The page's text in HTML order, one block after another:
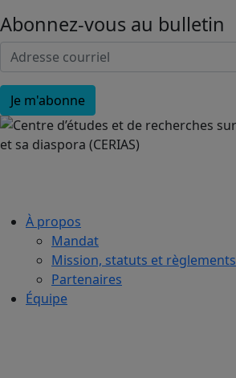
Abonnez-vous au bulletin
À propos
Mandat
Mission, statuts et règlements
Partenaires
Équipe